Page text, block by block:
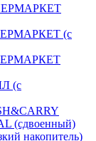
(с
(с
(сдвоенный)
накопитель)